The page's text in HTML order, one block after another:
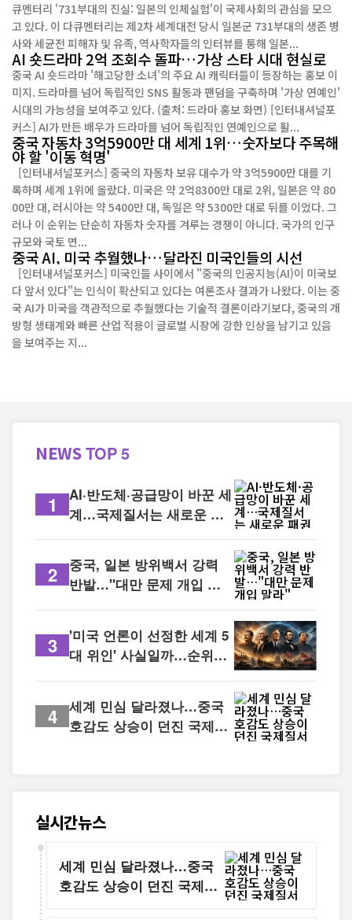
큐멘터리 '731부대의 진실: 일본의 인체실험'이 국제사회의 관심을 모으
고 있다. 이 다큐멘터리는 제2차 세계대전 당시 일본군 731부대의 생존 병
사와 세균전 피해자 및 유족, 역사학자들의 인터뷰를 통해 일본...
AI 숏드라마 2억 조회수 돌파…가상 스타 시대 현실로
중국 AI 숏드라마 '해고당한 소녀'의 주요 AI 캐릭터들이 등장하는 홍보 이
미지. 드라마를 넘어 독립적인 SNS 활동과 팬덤을 구축하며 '가상 연예인'
시대의 가능성을 보여주고 있다. (출처: 드라마 홍보 화면) [인터내셔널포
커스] AI가 만든 배우가 드라마를 넘어 독립적인 연예인으로 활...
중국 자동차 3억5900만 대 세계 1위…숫자보다 주목해
야 할 '이동 혁명'
[인터내셔널포커스] 중국의 자동차 보유 대수가 약 3억5900만 대를 기
록하며 세계 1위에 올랐다. 미국은 약 2억8300만 대로 2위, 일본은 약 80
00만 대, 러시아는 약 5400만 대, 독일은 약 5300만 대로 뒤를 이었다. 그
러나 이 순위는 단순히 자동차 숫자를 겨루는 경쟁이 아니다. 국가의 인구
규모와 국토 면...
중국 AI, 미국 추월했나…달라진 미국인들의 시선
[인터내셔널포커스] 미국인들 사이에서 "중국의 인공지능(AI)이 미국보
다 앞서 있다"는 인식이 확산되고 있다는 여론조사 결과가 나왔다. 이는 중
국 AI가 미국을 객관적으로 추월했다는 기술적 결론이라기보다, 중국의 개
방형 생태계와 빠른 산업 적용이 글로벌 시장에 강한 인상을 남기고 있음
을 보여주는 지...
NEWSTOP 5
1
AI·반도체·공급망이 바꾼 세
계…국제질서는 새로운 패
2
중국, 일본 방위백서 강력
반발…"대만 문제 개입 말
3
'미국 언론이 선정한 세계 5
대 위인' 사실일까…순위보
4
세계 민심 달라졌나…중국
호감도 상승이 던진 국제질
실시간뉴스
세계 민심 달라졌나…중국
호감도 상승이 던진 국제질